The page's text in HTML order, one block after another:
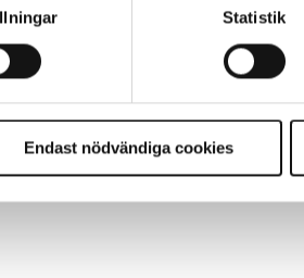
Statistik
Endast nödvändiga cookies